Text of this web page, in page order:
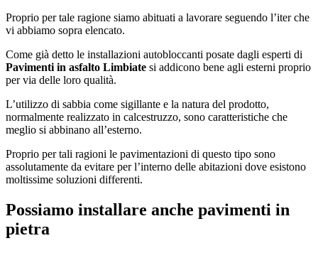
Proprio per tale ragione siamo abituati a lavorare seguendo l’iter che
vi abbiamo sopra elencato.
Come già detto le installazioni autobloccanti posate dagli esperti di
Pavimenti in asfalto Limbiate si addicono bene agli esterni proprio
per via delle loro qualità.
L’utilizzo di sabbia come sigillante e la natura del prodotto,
normalmente realizzato in calcestruzzo, sono caratteristiche che
meglio si abbinano all’esterno.
Proprio per tali ragioni le pavimentazioni di questo tipo sono
assolutamente da evitare per l’interno delle abitazioni dove esistono
moltissime soluzioni differenti.
Possiamo installare anche pavimenti in
pietra